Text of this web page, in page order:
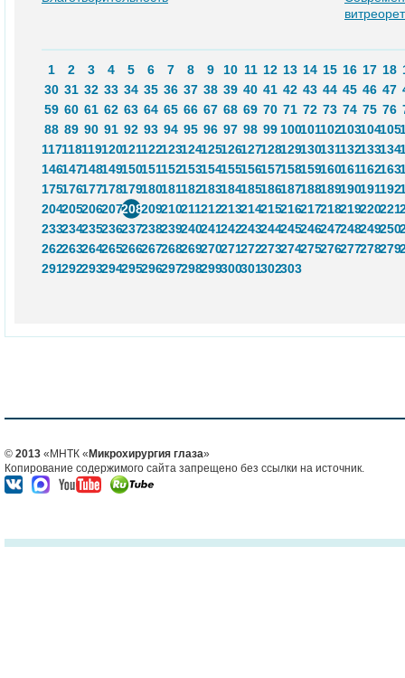
1 2 3 4 5 6 7 8 9 10 11 12 13 14 15 16 17 18
30 31 32 33 34 35 36 37 38 39 40 41 42 43 44 45 46 47
59 60 61 62 63 64 65 66 67 68 69 70 71 72 73 74 75 76
88 89 90 91 92 93 94 95 96 97 98 99 100101102103104105
117118119120121122123124125126127128129130131132133134
146147148149150151152153154155156157158159160161162163
175176177178179180181182183184185186187188189190191192
204205206207208209210211212213214215216217218219220221
233234235236237238239240241242243244245246247248249250
262263264265266267268269270271272273274275276277278279
291292293294295296297298299300301302303
© 2013 «МНТК « Микрохирургия глаза»
Копирование содержимого сайта запрещено без ссылки на источник.